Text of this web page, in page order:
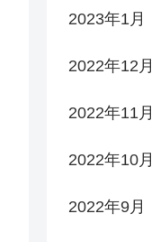
2023年1月
2022年12月
2022年11月
2022年10月
2022年9月